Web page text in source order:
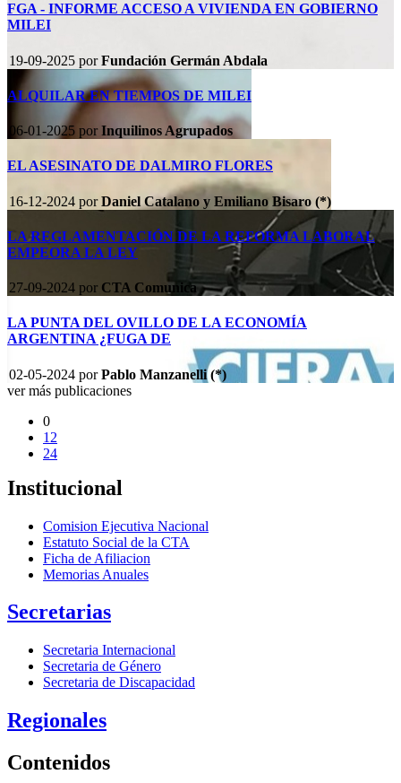
FGA - INFORME ACCESO A VIVIENDA EN GOBIERNO
MILEI
19-09-2025porFundación Germán Abdala
ALQUILAR EN TIEMPOS DE MILEI
06-01-2025porInquilinos Agrupados
EL ASESINATO DE DALMIRO FLORES
16-12-2024porDaniel Catalano y Emiliano Bisaro (*)
LA REGLAMENTACIÓN DE LA REFORMA LABORAL
EMPEORA LA LEY
27-09-2024 por CTA Comunica
LA PUNTA DEL OVILLO DE LA ECONOMÍA
ARGENTINA ¿FUGA DE
02-05-2024porPablo Manzanelli (*)
ver más publicaciones
0
12
24
Institucional
Comision Ejecutiva Nacional
Estatuto Social de la CTA
Ficha de Afiliacion
Memorias Anuales
Secretarias
Secretaria Internacional
Secretaria de Género
Secretaria de Discapacidad
Regionales
Contenidos